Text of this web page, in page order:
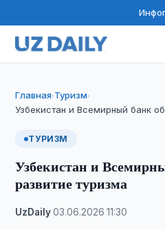
Главная›Туризм›
Узбекистан и Всемирный банк
ТУРИЗМ
Узбекистан и
развитие туризма
UzDaily·03.06.2026 ·11:30